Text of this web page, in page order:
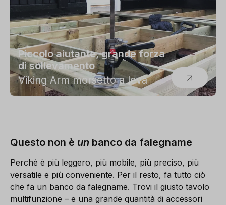
Piccolo aiutante, grande forza
di sollevamento
Viking Arm morsetto a leva
Questo non è un banco da falegname
Perché è più leggero, più mobile, più preciso, più
versatile e più conveniente. Per il resto, fa tutto ciò
che fa un banco da falegname. Trovi il giusto tavolo
multifunzione – e una grande quantità di accessori